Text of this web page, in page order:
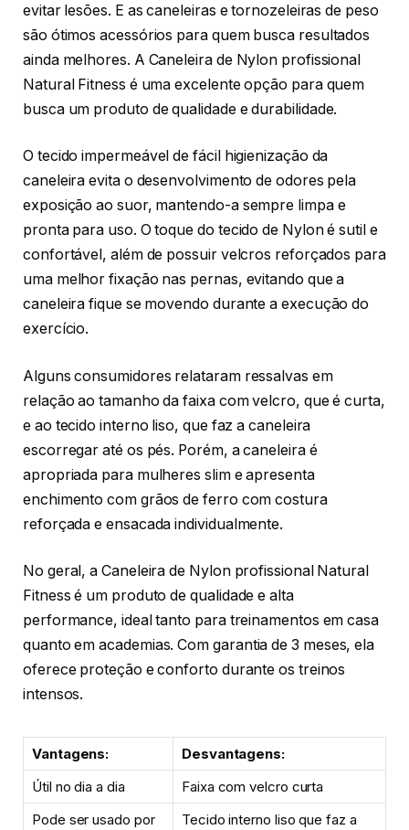
evitar lesões. E as caneleiras e tornozeleiras de peso
são ótimos acessórios para quem busca resultados
ainda melhores. A Caneleira de Nylon profissional
Natural Fitness é uma excelente opção para quem
busca um produto de qualidade e durabilidade.
O tecido impermeável de fácil higienização da
caneleira evita o desenvolvimento de odores pela
exposição ao suor, mantendo-a sempre limpa e
pronta para uso. O toque do tecido de Nylon é sutil e
confortável, além de possuir velcros reforçados para
uma melhor fixação nas pernas, evitando que a
caneleira fique se movendo durante a execução do
exercício.
Alguns consumidores relataram ressalvas em
relação ao tamanho da faixa com velcro, que é curta,
e ao tecido interno liso, que faz a caneleira
escorregar até os pés. Porém, a caneleira é
apropriada para mulheres slim e apresenta
enchimento com grãos de ferro com costura
reforçada e ensacada individualmente.
No geral, a Caneleira de Nylon profissional Natural
Fitness é um produto de qualidade e alta
performance, ideal tanto para treinamentos em casa
quanto em academias. Com garantia de 3 meses, ela
oferece proteção e conforto durante os treinos
intensos.
Vantagens:
Desvantagens:
Útil no dia a dia
Faixa com velcro curta
Pode ser usado por
Tecido interno liso que faz a